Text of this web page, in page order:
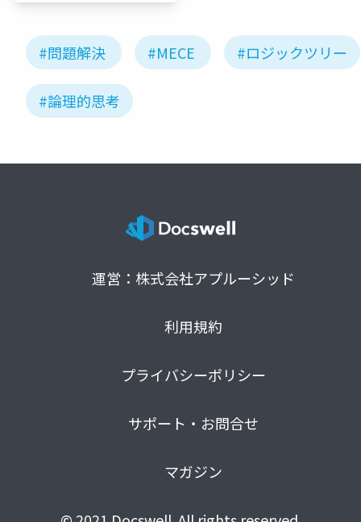
#問題解決 #MECE #ロジックツリー
#論理的思考
運営：株式会社アプルーシッド
利用規約
プライバシーポリシー
サポート・お問合せ
マガジン